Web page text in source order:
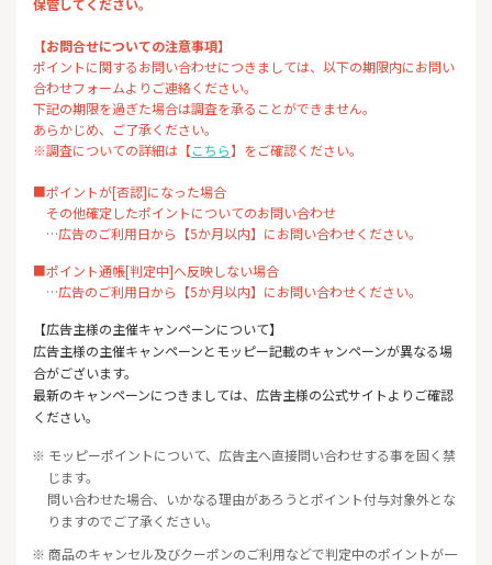
保管してください。
【お問合せについての注意事項】
ポイントに関するお問い合わせにつきましては、以下の期限内にお問い
合わせフォームよりご連絡ください。
下記の期限を過ぎた場合は調査を承ることができません。
あらかじめ、ご了承ください。
※調査についての詳細は【こちら】をご確認ください。
■ポイントが[否認]になった場合
その他確定したポイントについてのお問い合わせ
…広告のご利用日から【5か月以内】にお問い合わせください。
■ポイント通帳[判定中]へ反映しない場合
…広告のご利用日から【5か月以内】にお問い合わせください。
【広告主様の主催キャンペーンについて】
広告主様の主催キャンペーンとモッピー記載のキャンペーンが異なる場
合がございます。
最新のキャンペーンにつきましては、広告主様の公式サイトよりご確認
ください。
※ モッピーポイントについて、広告主へ直接問い合わせする事を固く禁
じます。
問い合わせた場合、いかなる理由があろうとポイント付与対象外とな
りますのでご了承ください。
※ 商品のキャンセル及びクーポンのご利用などで判定中のポイントが一